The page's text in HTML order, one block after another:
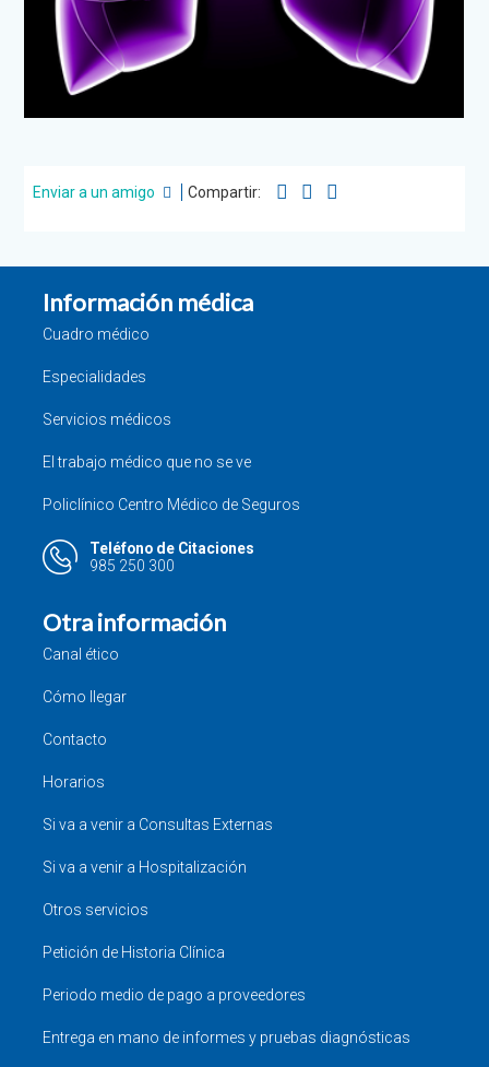
Enviar a un amigo Compartir:
Información médica
Cuadro médico
Especialidades
Servicios médicos
El trabajo médico que no se ve
Policlínico Centro Médico de Seguros
Teléfono de Citaciones
985 250 300
Otra información
Canal ético
Cómo llegar
Contacto
Horarios
Si va a venir a Consultas Externas
Si va a venir a Hospitalización
Otros servicios
Petición de Historia Clínica
Periodo medio de pago a proveedores
Entrega en mano de informes y pruebas diagnósticas